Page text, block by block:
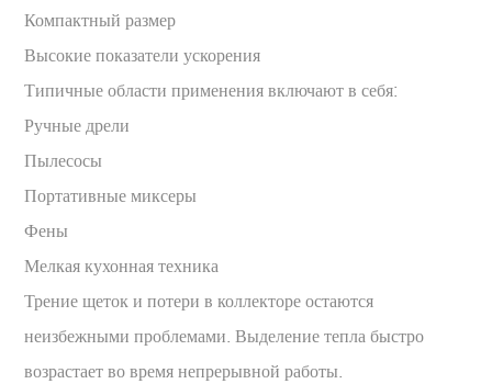
Компактный размер
Высокие показатели ускорения
Типичные области применения включают в себя:
Ручные дрели
Пылесосы
Портативные миксеры
Фены
Мелкая кухонная техника
Трение щеток и потери в коллекторе остаются
неизбежными проблемами. Выделение тепла быстро
возрастает во время непрерывной работы.